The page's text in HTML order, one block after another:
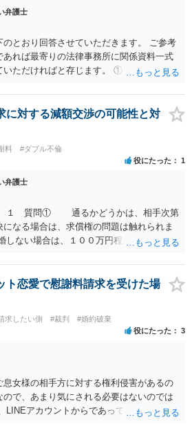
弁護士
のとおり回答させていただきます。 ご参考
れば最寄りの法律事務所に関係資料一式
いただければと存じます。 ① このLINEの
を含む１００万円の貸付に至るまでの
の内容等を踏まえて、関係を清算するため
る可能性はあると考えます。 ② 「今後一
り込む」というLINEや誓約書は、裁判上
⇒前後のやり取りや誓約書の具体的内容
はできませんが、一定の証拠価値はある
っても、後から100万円を貸付扱いに変更
⇒おそらく１００万円は不当利得（受け
利益を取得した）として返還請求されてい
、 貸金返還ではないかと存じます。 ④ 私
もなくリボ払い借金が既に約100万あり。
金に厳しい為、一括で220万円を支払う事は
合でも、分割払いになる可能性はあります
まった場合は、強制執行により不動産等
そこから債権回収が図られることになりま
解決が可能ですので、その場合は分割払
能です。 ⑤ このような事情であれば、私
けるべきでしょうか。 ⇒ご相談者様の認
万円も含めて返済する必要はないと考えら
ついて交渉を続けることがベターかと存じ
に対する減額交渉の可能性と対
料 #ダブル不倫
役にたった 1
弁護士
。 １ 質問① 通るかどうかは、相手次第
なる場合は、求償権の問題は触れられま
い場合は、１００万円程度となる可能
ら（経済的、時間的、精神的負担等）、
辞さずという姿勢を示すことで、プラス
。 交渉で解決する多くの場合は、相手
ースで、５０万円以下で合意できる場合は
は、６０万円から８０万円程度になる
の印象です。 ２ 質問② ご記載の内容が
材料かと思います。 なお、ご自身が離
にはならないかと思いますので、ご注意く
婚姻関係が既に破綻していたことや、
知らなかったと主張することもあります
ので、ご自身の場合にそれらの主張が
さい。 ３ 質問③ 違約金を５０万円とす
ト恋愛で慰謝料請求を受けた場
求したい側 #裁判 #婚約破棄
役にたった 3
女様の相手方に対する権利侵害があるの
で、あまり気にされる必要はないのでは
LINEアカウントからであっても、そこに紐